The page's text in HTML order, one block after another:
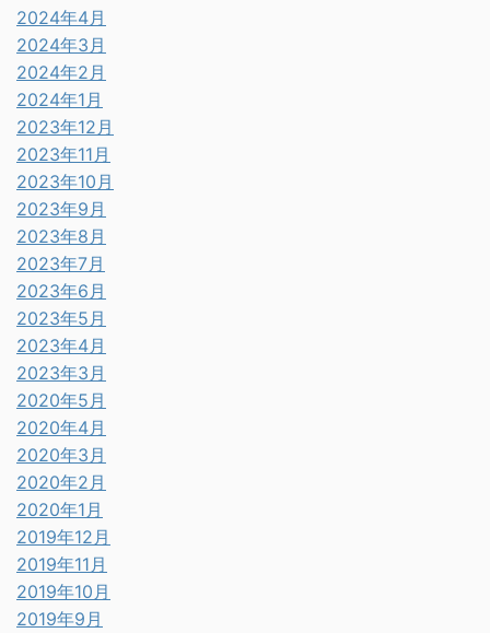
2024年4月
2024年3月
2024年2月
2024年1月
2023年12月
2023年11月
2023年10月
2023年9月
2023年8月
2023年7月
2023年6月
2023年5月
2023年4月
2023年3月
2020年5月
2020年4月
2020年3月
2020年2月
2020年1月
2019年12月
2019年11月
2019年10月
2019年9月